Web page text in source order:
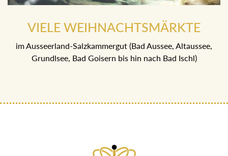
VIELE WEIHNACHTSMÄRKTE
im Ausseerland-Salzkammergut (Bad Aussee, Altaussee,
Grundlsee, Bad Goisern bis hin nach Bad Ischl)